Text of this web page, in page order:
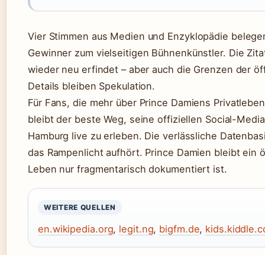
Vier Stimmen aus Medien und Enzyklopädie
Gewinner zum vielseitigen Bühnenkünstler. Die
wieder neu erfindet – aber auch die Grenzen der
Details bleiben Spekulation.
Für Fans, die mehr über Prince Damiens
bleibt der beste Weg, seine offiziellen Social-
Hamburg live zu erleben. Die verlässliche
das Rampenlicht aufhört. Prince Damien bleibt ein
Leben nur fragmentarisch dokumentiert ist.
WEITERE QUELLEN
en.wikipedia.org, legit.ng, bigfm.de,